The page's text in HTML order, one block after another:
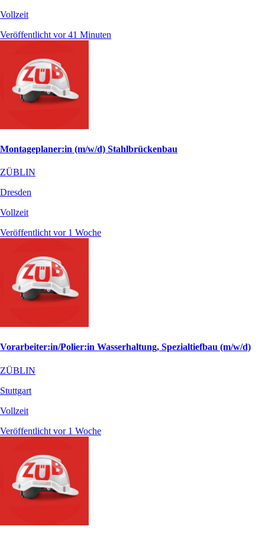
Vollzeit
Veröffentlicht vor 41 Minuten
Montageplaner:in (m/w/d) Stahlbrückenbau
ZÜBLIN
Dresden
Vollzeit
Veröffentlicht vor 1 Woche
Vorarbeiter:in/Polier:in Wasserhaltung, Spezialtiefbau (m/w/d)
ZÜBLIN
Stuttgart
Vollzeit
Veröffentlicht vor 1 Woche